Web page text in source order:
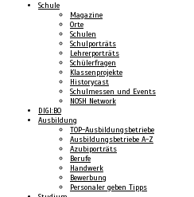
Schule
Magazine
Orte
Schulen
Schulporträts
Lehrerporträts
Schülerfragen
Klassenprojekte
Historycast
Schulmessen und Events
NOSH Network
DIGI:BO
Ausbildung
TOP-Ausbildungsbetriebe
Ausbildungsbetriebe A-Z
Azubiporträts
Berufe
Handwerk
Bewerbung
Personaler geben Tipps